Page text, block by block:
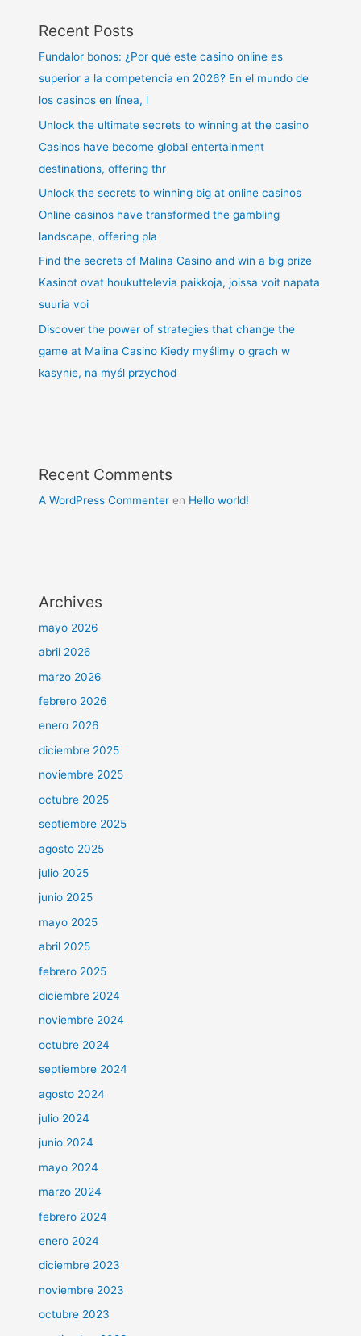
Recent Posts
Fundalor bonos: ¿Por qué este casino online es
superior a la competencia en 2026? En el mundo de
los casinos en línea, l
Unlock the ultimate secrets to winning at the casino
Casinos have become global entertainment
destinations, offering thr
Unlock the secrets to winning big at online casinos
Online casinos have transformed the gambling
landscape, offering pla
Find the secrets of Malina Casino and win a big prize
Kasinot ovat houkuttelevia paikkoja, joissa voit napata
suuria voi
Discover the power of strategies that change the
game at Malina Casino Kiedy myślimy o grach w
kasynie, na myśl przychod
Recent Comments
A WordPress Commenter en Hello world!
Archives
mayo 2026
abril 2026
marzo 2026
febrero 2026
enero 2026
diciembre 2025
noviembre 2025
octubre 2025
septiembre 2025
agosto 2025
julio 2025
junio 2025
mayo 2025
abril 2025
febrero 2025
diciembre 2024
noviembre 2024
octubre 2024
septiembre 2024
agosto 2024
julio 2024
junio 2024
mayo 2024
marzo 2024
febrero 2024
enero 2024
diciembre 2023
noviembre 2023
octubre 2023